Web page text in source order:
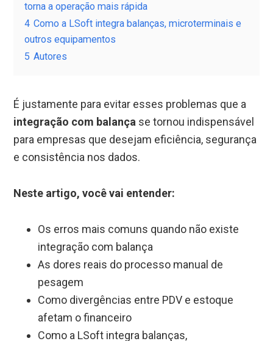
torna a operação mais rápida
4 Como a LSoft integra balanças, microterminais e
outros equipamentos
5 Autores
É justamente para evitar esses problemas que a
integração com balança se tornou indispensável
para empresas que desejam eficiência, segurança
e consistência nos dados.
Neste artigo, você vai entender:
Os erros mais comuns quando não existe
integração com balança
As dores reais do processo manual de
pesagem
Como divergências entre PDV e estoque
afetam o financeiro
Como a LSoft integra balanças,